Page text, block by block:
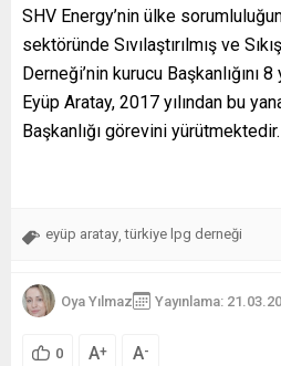
SHV Energy’nin ülke
sektöründe Sıvılaştırılmış ve
Derneği’nin kurucu Başkanlığını
Eyüp Aratay, 2017 yılından bu
Başkanlığı görevini yürütmektedir.
eyüp aratay,türkiye lpg derneği
Oya Yılmaz Yayınlama:
0 A+ A-